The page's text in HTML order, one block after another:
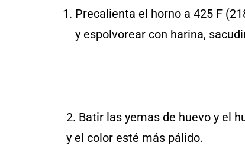
Precalienta el horno a 425 F
y espolvorear con harina,
2. Batir las yemas de huevo y el
y el color esté más pálido.